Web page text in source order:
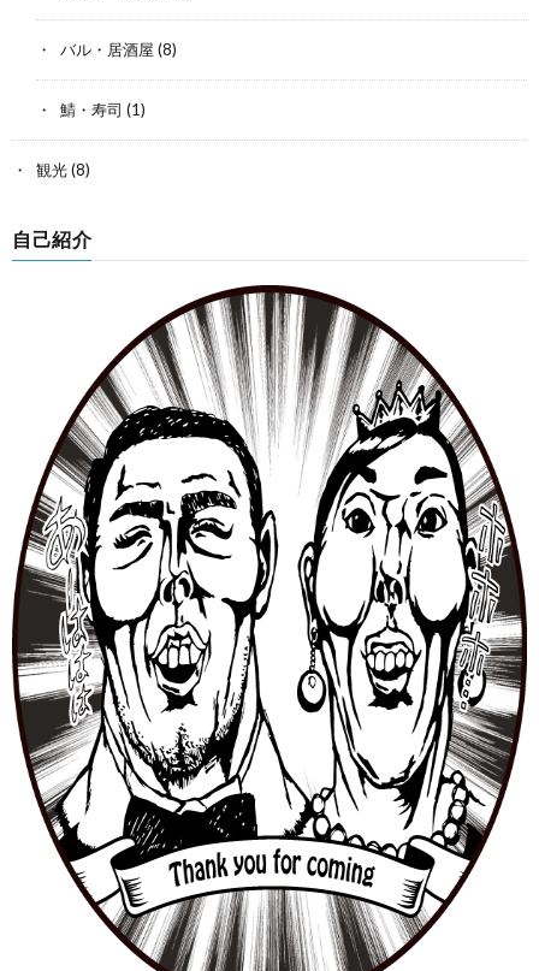
バル・居酒屋 (8)
鯖・寿司 (1)
観光(8)
自己紹介